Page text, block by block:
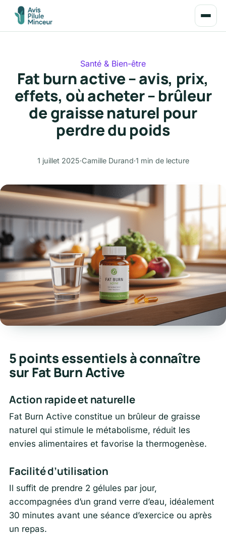
Santé & Bien-être
Fat burn active – avis, prix,
effets, où acheter – brûleur
de graisse naturel pour
perdre du poids
1 juillet 2025·Camille Durand·1 min de lecture
5 points essentiels à connaître
sur Fat Burn Active
Action rapide et naturelle
Fat Burn Active constitue un brûleur de graisse
naturel qui stimule le métabolisme, réduit les
envies alimentaires et favorise la thermogenèse.
Facilité d’utilisation
Il suffit de prendre 2 gélules par jour,
accompagnées d’un grand verre d’eau, idéalement
30 minutes avant une séance d’exercice ou après
un repas.